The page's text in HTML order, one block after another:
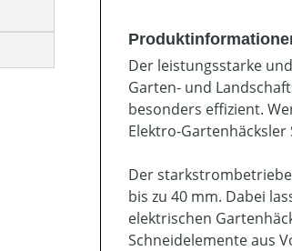
Der leistungsstarke
Garten- und
besonders effizient.
Elektro-Gartenhäcksler
Der
bis zu 40 mm. Dabei
elektrischen
Schneidelemente aus